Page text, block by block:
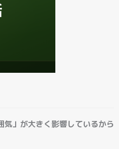
」が大きく影響しているから